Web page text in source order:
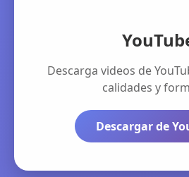
Descarga videos de
calidades y
Descargar de